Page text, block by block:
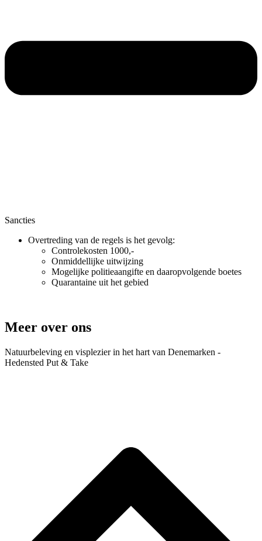
Sancties
Overtreding van de regels is het gevolg:
Controlekosten 1000,-
Onmiddellijke uitwijzing
Mogelijke politieaangifte en daaropvolgende boetes
Quarantaine uit het gebied
Meer over ons
Natuurbeleving en visplezier in het hart van Denemarken -
Hedensted Put & Take